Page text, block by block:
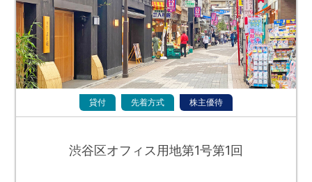
貸付 先着方式 株主優待
渋谷区オフィス用地第1号第1回